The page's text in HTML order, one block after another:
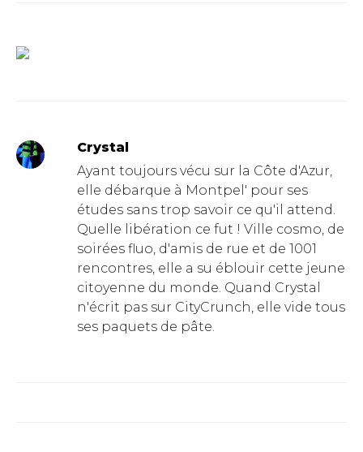
Crystal
Ayant toujours vécu sur la Côte d'Azur,
elle débarque à Montpel' pour ses
études sans trop savoir ce qu'il attend.
Quelle libération ce fut ! Ville cosmo, de
soirées fluo, d'amis de rue et de 1001
rencontres, elle a su éblouir cette jeune
citoyenne du monde. Quand Crystal
n'écrit pas sur CityCrunch, elle vide tous
ses paquets de pâte.